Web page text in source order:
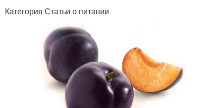
Категория Статьи о питании